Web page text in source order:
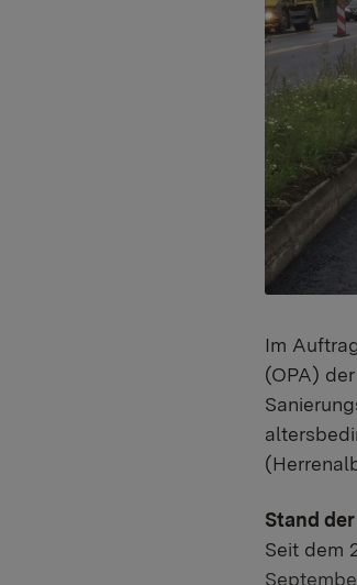
Im
(OPA)
Stand
Seit dem